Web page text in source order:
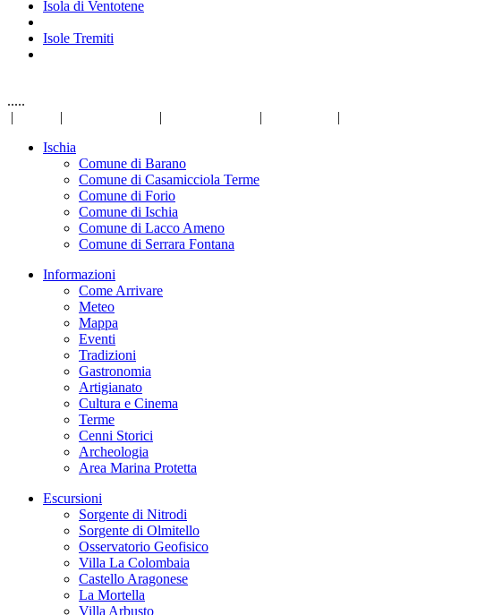
Isola di Ventotene
Isole Tremiti
.....
|
| | |
|
Ischia
Comune di Barano
Comune di Casamicciola Terme
Comune di Forio
Comune di Ischia
Comune di Lacco Ameno
Comune di Serrara Fontana
Informazioni
Come Arrivare
Meteo
Mappa
Eventi
Tradizioni
Gastronomia
Artigianato
Cultura e Cinema
Terme
Cenni Storici
Archeologia
Area Marina Protetta
Escursioni
Sorgente di Nitrodi
Sorgente di Olmitello
Osservatorio Geofisico
Villa La Colombaia
Castello Aragonese
La Mortella
Villa Arbusto